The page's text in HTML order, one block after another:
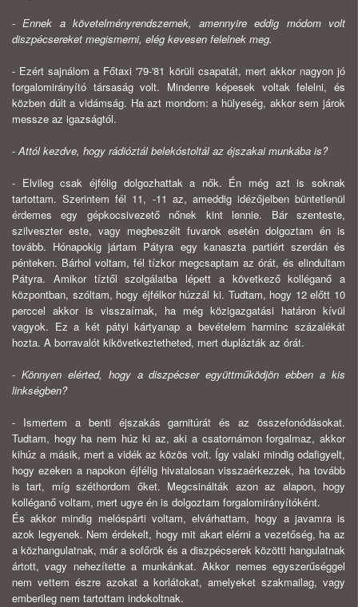
- Ennek a követelményrendszernek, amennyire eddig módom volt
diszpécsereket megismerni, elég kevesen felel­nek meg.
- Ezért sajnálom a Főtaxi '79-'81 körüli csapatát, mert akkor nagyon jó
forgalomirányító társaság volt. Mindenre képesek voltak felelni, és
közben dúlt a vidámság. Ha azt mondom: a hülyeség, akkor sem járok
messze az igazságtól.
- Attól kezdve, hogy rádióztál belekóstoltál az éjszakai munkába is?
- Elvileg csak éjfélig dolgozhattak a nők. Én még azt is soknak
tartottam. Szerintem fél 11, -11 az, ameddig idézőjel­ben büntetlenül
érdemes egy gépkocsivezető nőnek kint lennie. Bár szenteste,
szilveszter este, vagy megbeszélt fu­varok esetén dolgoztam én is
tovább. Hónapokig jártam Pátyra egy kanaszta partiért szerdán és
pénteken. Bárhol voltam, fél tízkor megcsaptam az órát, és elindultam
Páty­ra. Amikor tíztől szolgálatba lépett a következő kolléganő a
központban, szóltam, hogy éjfélkor húzzál ki. Tudtam, hogy 12 előtt 10
perccel akkor is visszaírnak, ha még köz­igazgatási határon kívül
vagyok. Ez a két pátyi kártyanap a bevételem harminc százalékát
hozta. A borravalót kikövet­keztetheted, mert duplázták az órát.
- Könnyen elérted, hogy a diszpécser együttműködjön ebben a kis
linkségben?
- Ismertem a benti éjszakás garnitúrát és az összefonó­dásokat.
Tudtam, hogy ha nem húz ki az, aki a csatornámon forgalmaz, akkor
kihúz a másik, mert a vidék az közös volt. Így valaki mindig odafigyelt,
hogy ezeken a napokon éjfé­lig hivatalosan visszaérkezzek, ha tovább
is tart, míg szét­hordom őket. Megcsinálták azon az alapon, hogy
kolléganő voltam, mert ugye én is dolgoztam forgalomirányítóként.
És akkor mindig melóspárti voltam, elvárhattam, hogy a ja­vamra is
azok legyenek. Nem érdekelt, hogy mit akart elér­ni a vezetőség, ha az
a közhangulatnak, már a sofőrök és a diszpécserek közötti hangulatnak
ártott, vagy nehezítette a munkánkat. Akkor nemes egyszerűséggel
nem vettem ész­re azokat a korlátokat, amelyeket szakmailag, vagy
emberi­leg nem tartottam indokoltnak.